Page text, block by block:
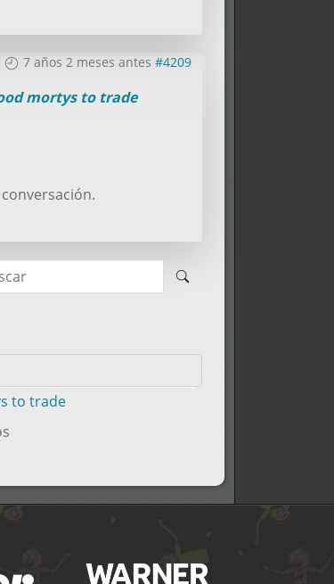
7 años 2 meses antes #4209
mortys to trade
to trade